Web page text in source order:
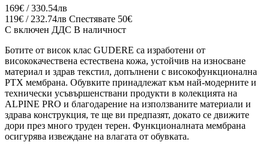
169€ / 330.54лв
119€ / 232.74лв Спестявате 50€
С включен ДДС В наличност
Ботите от висок клас GUDERE са изработени от
висококачествена естествена кожа, устойчив на износване
материал и здрав текстил, допълнени с високофункционална
PTX мембрана. Обувките принадлежат към най-модерните и
технически усъвършенствани продукти в колекцията на
ALPINE PRO и благодарение на използваните материали и
здрава конструкция, те ще ви предпазят, докато се движите
дори през много труден терен. Функционалната мембрана
осигурява извеждане на влагата от обувката.